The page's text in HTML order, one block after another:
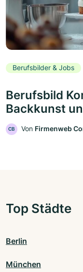
Berufsbilder & Jobs
Berufsbild
Backkunst
CB Von Firmenweb
Top Städte
Berlin
München